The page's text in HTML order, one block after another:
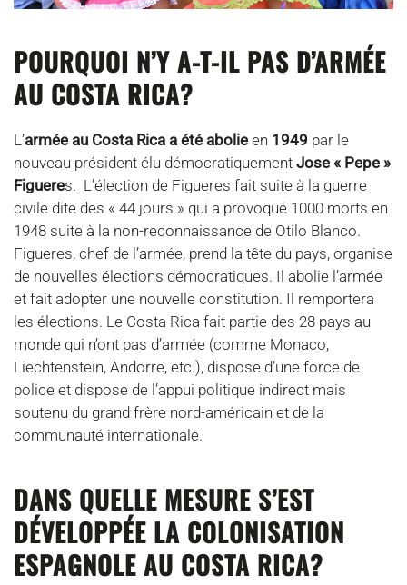
POURQUOI N’Y A-T-IL PAS D’ARMÉE
AU COSTA RICA?
L’armée au Costa Rica a été abolie en 1949 par le
nouveau président élu démocratiquement Jose « Pepe »
Figueres. L’élection de Figueres fait suite à la guerre
civile dite des « 44 jours » qui a provoqué 1000 morts en
1948 suite à la non-reconnaissance de Otilo Blanco.
Figueres, chef de l’armée, prend la tête du pays, organise
de nouvelles élections démocratiques. Il abolie l’armée
et fait adopter une nouvelle constitution. Il remportera
les élections. Le Costa Rica fait partie des 28 pays au
monde qui n’ont pas d’armée (comme Monaco,
Liechtenstein, Andorre, etc.), dispose d’une force de
police et dispose de l’appui politique indirect mais
soutenu du grand frère nord-américain et de la
communauté internationale.
DANS QUELLE MESURE S’EST
DÉVELOPPÉE LA COLONISATION
ESPAGNOLE AU COSTA RICA?